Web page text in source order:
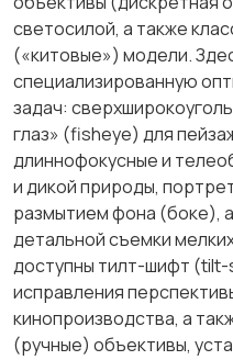
светосилой, а также
(«китовые») модели.
специализированную
задач:
глаз» (fisheye) для
длиннофокусные и
и дикой природы,
размытием фона (боке),
детальной съемки
доступны тилт-шифт
исправления
кинопроизводства, а
(ручные) объективы,